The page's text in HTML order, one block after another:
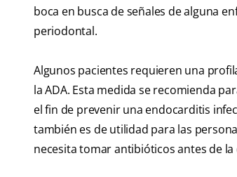
boca en busca de señales de alguna
periodontal.
Algunos pacientes requieren una
la ADA. Esta medida se recomienda
el fin de prevenir una endocarditis
también es de utilidad para las
necesita tomar antibióticos antes de